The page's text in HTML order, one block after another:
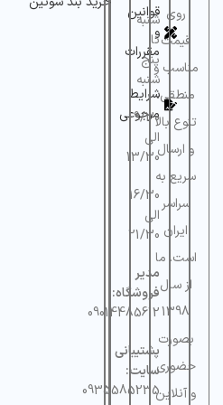
روی
قیمت
مناسب و
منطقی،
تنوع بالا
و ارسال
سریع به
سراسر
ایران
است. ما
از سال
1398
بصورت
حضوری
و آنلاین
قوانین
و
مقررات
شرایط
مرجوعی
شنبه
تا
پنج
شنبه
9/30
الی
13/30
16/30
الی
21/30
مدیر
فروشگاه:
09014485612
پشتیبانی
سایت:
0935585235